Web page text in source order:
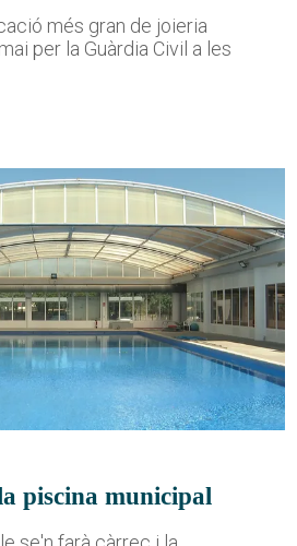
més gran de joieria
per la Guàrdia Civil a les
piscina municipal